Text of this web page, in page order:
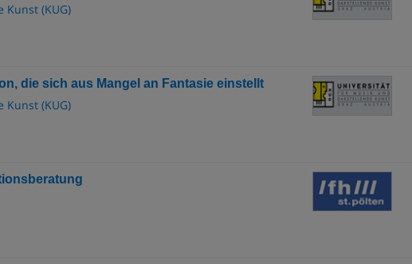
(KUG)
die sich aus Mangel an Fantasie einstellt
(KUG)